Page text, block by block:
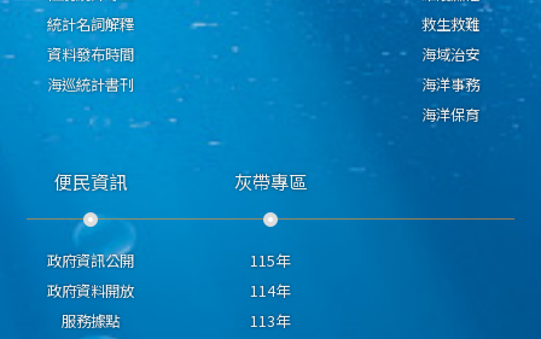
統計名詞解釋
資料發布時間
海巡統計書刊
救生救難
海域治安
海洋事務
海洋保育
便民資訊
政府資訊公開
政府資料開放
服務據點
灰帶專區
115年
114年
113年